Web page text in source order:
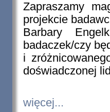
Zapraszamy
projekcie
Barbary
badaczek/czy
i
doświadczonej
więcej...